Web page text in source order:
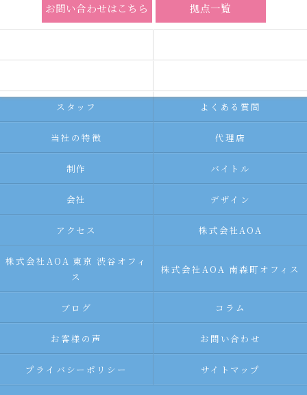
お問い合わせはこちら 拠点一覧
スタッフ よくある質問
当社の特徴 代理店
制作 バイトル
会社 デザイン
アクセス 株式会社AOA
株式会社AOA 東京 渋谷オフィ
ス
株式会社AOA 南森町オフィス
ブログ コラム
お客様の声 お問い合わせ
プライバシーポリシー サイトマップ